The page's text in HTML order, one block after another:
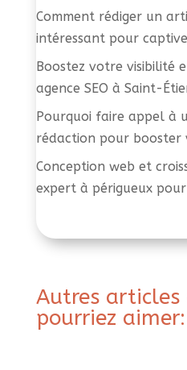
Comment rédiger un
intéressant pour
Boostez votre visibilité
agence SEO à Saint-
Pourquoi faire appel à
rédaction pour booster
Conception web et
expert à périgueux
Autres articles
pourriez aimer: